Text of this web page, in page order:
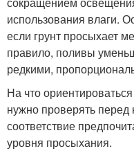
использования влаги.
если грунт просыхает
правило, поливы
редкими,
На что
нужно проверять
соответствие
уровня просыхания.